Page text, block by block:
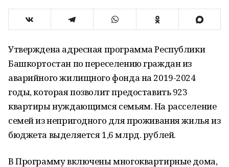
Утверждена адресная программа Республики
Башкортостан по переселению граждан из
аварийного жилищного фонда на 2019-2024
годы, которая позволит предоставить 923
квартиры нуждающимся семьям. На расселение
семей из непригодного для проживания жилья из
бюджета выделяется 1,6 млрд. рублей.
В Программу включены многоквартирные дома,